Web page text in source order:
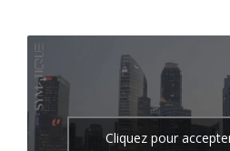
Cliquez pour